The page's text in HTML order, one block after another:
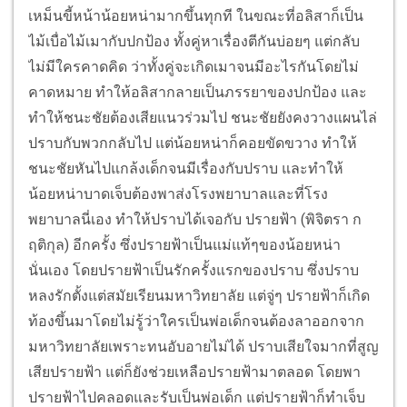
เหม็นขี้หน้าน้อยหน่ามากขึ้นทุกที ในขณะที่อลิสาก็เป็น
ไม้เบื่อไม้เมากับปกป้อง ทั้งคู่หาเรื่องตีกันบ่อยๆ แต่กลับ
ไม่มีใครคาดคิด ว่าทั้งคู่จะเกิดเมาจนมีอะไรกันโดยไม่
คาดหมาย ทำให้อลิสากลายเป็นภรรยาของปกป้อง และ
ทำให้ชนะชัยต้องเสียแนวร่วมไป ชนะชัยยังคงวางแผนไล่
ปราบกับพวกกลับไป แต่น้อยหน่าก็คอยขัดขวาง ทำให้
ชนะชัยหันไปแกล้งเด็กจนมีเรื่องกับปราบ และทำให้
น้อยหน่าบาดเจ็บต้องพาส่งโรงพยาบาลและที่โรง
พยาบาลนี่เอง ทำให้ปราบได้เจอกับ ปรายฟ้า (พิจิตรา ก
ฤติกุล) อีกครั้ง ซึ่งปรายฟ้าเป็นแม่แท้ๆของน้อยหน่า
นั่นเอง โดยปรายฟ้าเป็นรักครั้งแรกของปราบ ซึ่งปราบ
หลงรักตั้งแต่สมัยเรียนมหาวิทยาลัย แต่จู่ๆ ปรายฟ้าก็เกิด
ท้องขึ้นมาโดยไม่รู้ว่าใครเป็นพ่อเด็กจนต้องลาออกจาก
มหาวิทยาลัยเพราะทนอับอายไม่ได้ ปราบเสียใจมากที่สูญ
เสียปรายฟ้า แต่ก็ยังช่วยเหลือปรายฟ้ามาตลอด โดยพา
ปรายฟ้าไปคลอดและรับเป็นพ่อเด็ก แต่ปรายฟ้าก็ทำเจ็บ